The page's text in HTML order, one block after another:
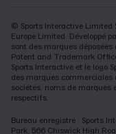
© Sports Interactive Limited
Europe Limited. Développé
sont des marques déposées
Patent and Trademark
Sports Interactive et le logo
des marques commerciales
sociétés, noms de marques
respectifs.
Bureau enregistré : Sports
Park, 566 Chiswick High